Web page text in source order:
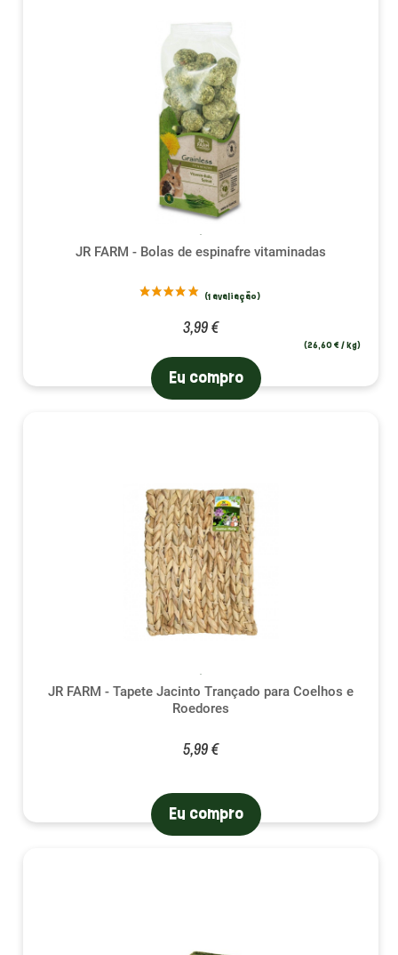
JR FARM - Bolas de espinafre vitaminadas
3,99 €
(26,60 € / kg)
Eu compro
JR FARM - Tapete Jacinto Trançado para Coelhos e
Roedores
5,99 €
Eu compro